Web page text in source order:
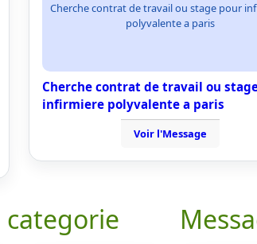
Cherche contrat de travail ou stage pour
polyvalente a paris
Cherche contrat de travail ou
infirmiere polyvalente a paris
Voir l'Message
categorie